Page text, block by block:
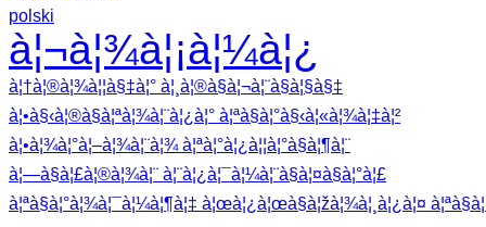
polski
à¦¬à¦¾à¦¡à¦¼à¦¿
à¦†à¦®à¦¾à¦¦à§‡à¦° à¦¸à¦®à§à¦¬à¦¨à§à¦§à§‡
à¦•à§‹à¦®à§à¦ªà¦¾à¦¨à¦¿à¦° à¦ªà§à¦°à§‹à¦«à¦¾à¦‡à¦²
à¦•à¦¾à¦°à¦–à¦¾à¦¨à¦¾ à¦ªà¦°à¦¿à¦¦à¦°à§à¦¶à¦¨
à¦—à§à¦£à¦®à¦¾à¦¨ à¦¨à¦¿à¦¯à¦¼à¦¨à§à¦¤à§à¦°à¦£
à¦ªà§à¦°à¦¾à¦¯à¦¼à¦¶à¦‡ à¦œà¦¿à¦œà§à¦žà¦¾à¦¸à¦¿à¦¤